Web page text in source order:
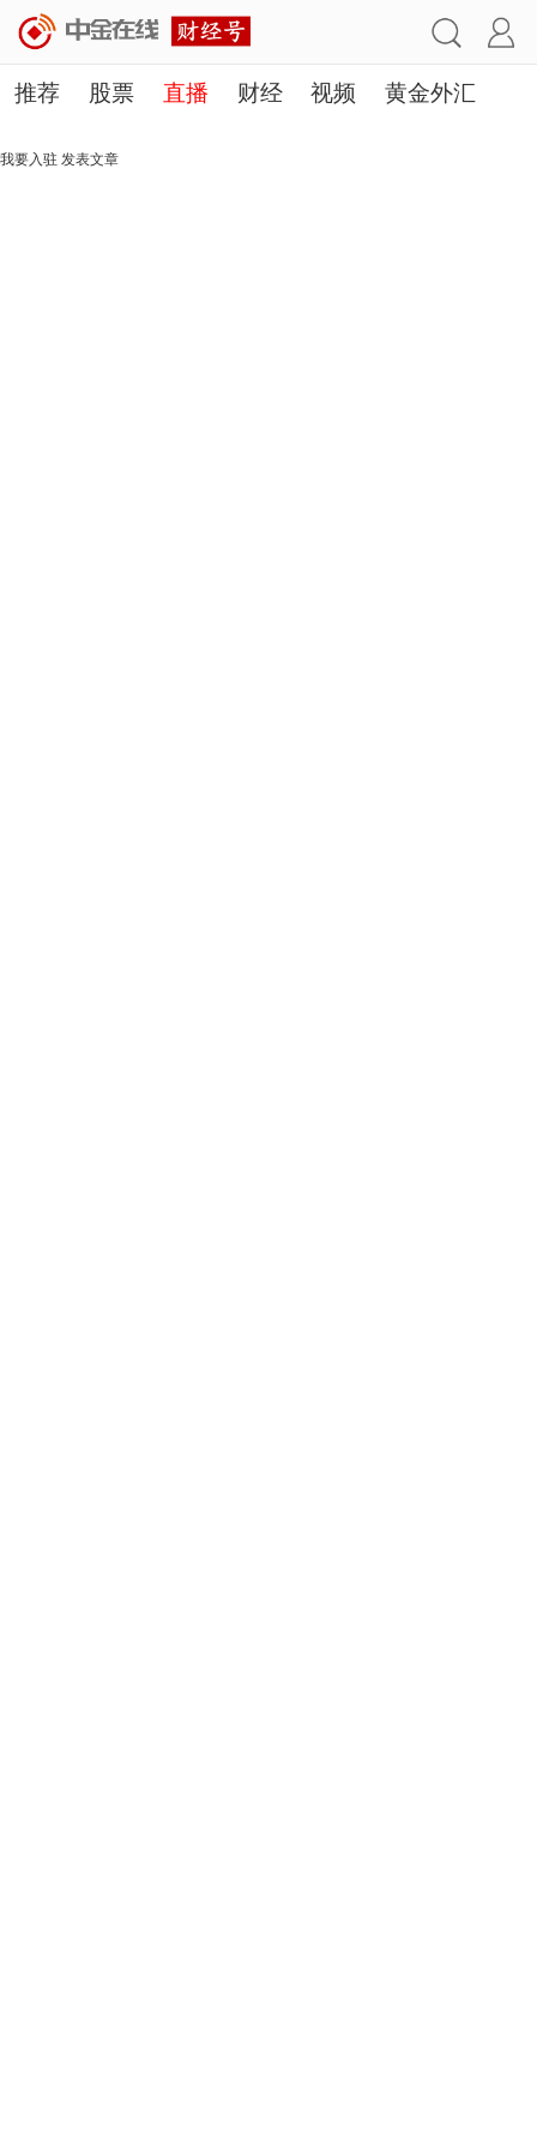
推荐 股票 直播 财经 视频 黄金外汇
理财 行业
我要入驻 发表文章